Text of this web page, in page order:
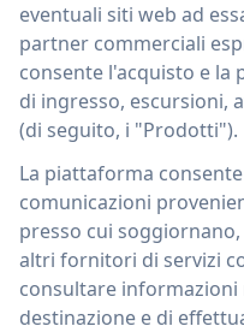
eventuali siti web ad
partner commerciali
consente l'acquisto e la
di ingresso, escursioni,
(di seguito, i "Prodotti").
La piattaforma
comunicazioni
presso cui
altri fornitori di servizi
consultare
destinazione e di